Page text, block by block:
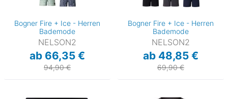
Bogner Fire + Ice - Herren
Bademode
NELSON2
ab 66,35 €
94,90 €
Bogner Fire + Ice - Herren
Bademode
NELSON2
ab 48,85 €
69,90 €